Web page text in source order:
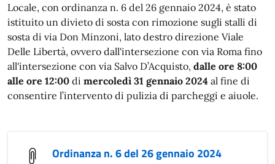
Locale, con ordinanza n. 6 del 26 gennaio 2024, è stato
istituito un divieto di sosta con rimozione sugli stalli di
sosta di via Don Minzoni, lato destro direzione Viale
Delle Libertà, ovvero dall'intersezione con via Roma fino
all'intersezione con via Salvo D’Acquisto, dalle ore 8:00
alle ore 12:00 di mercoledì 31 gennaio 2024 al fine di
consentire l’intervento di pulizia di parcheggi e aiuole.
Ordinanza n. 6 del 26 gennaio 2024